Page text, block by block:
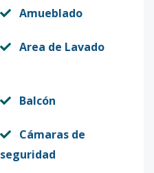
Amueblado
Area de Lavado
Balcón
Cámaras de
seguridad